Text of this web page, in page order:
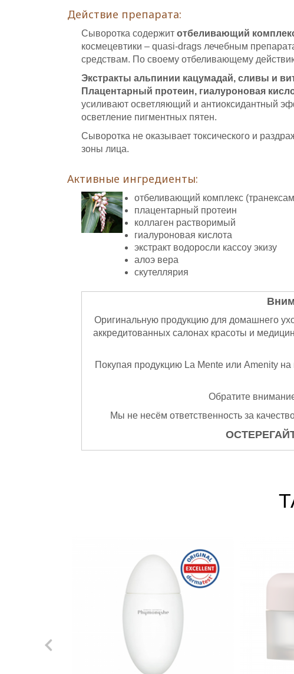
Действие препарата:
Сыворотка содержит отбеливающий
космецевтики – quasi-drags лечебным
средствам. По своему отбеливающему
Экстракты альпинии кацумадай, сливы и
Плацентарный протеин, гиалуроновая
усиливают осветляющий и антиоксидантный
осветление пигментных пятен.
Сыворотка не оказывает токсического и
зоны лица.
Активные ингредиенты:
отбеливающий комплекс
плацентарный протеин
коллаген растворимый
гиалуроновая кислота
экстракт водоросли кассоу экизу
алоэ вера
скутеллярия
Оригинальную продукцию для домашнего
аккредитованных салонах красоты и
Покупая продукцию La Mente или Amenity на
Обратите
Мы не несём ответственность за